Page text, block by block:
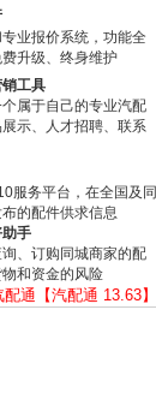
业报价系统，功能全
升级、终身维护
工具
属于自己的专业汽配
示、人才招聘、联系
服务平台，在全国及同
的配件供求信息
手
、订购同城商家的配
和资金的风险
通【汽配通 13.63】